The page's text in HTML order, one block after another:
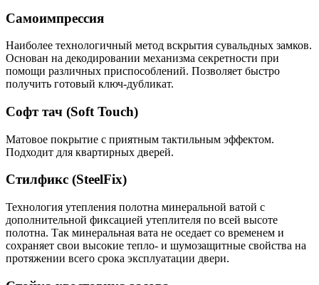
Самоимпрессия
Наиболее технологичный метод вскрытия сувальдных замков.
Основан на декодировании механизма секретности при
помощи различных приспособлений. Позволяет быстро
получить готовый ключ-дубликат.
Софт тач (Soft Touch)
Матовое покрытие с приятным тактильным эффектом.
Подходит для квартирных дверей.
Стилфикс (SteelFix)
Технология утепления полотна минеральной ватой с
дополнительной фиксацией утеплителя по всей высоте
полотна. Так минеральная вата не оседает со временем и
сохраняет свои высокие тепло- и шумозащитные свойства на
протяжении всего срока эксплуатации двери.